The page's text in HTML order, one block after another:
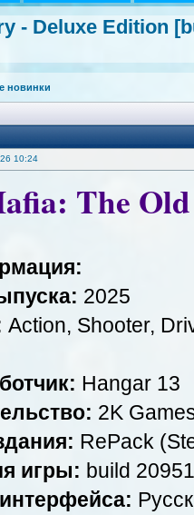
- Deluxe Edition
новинки
10:24
The
2025
Action, Shooter,
Hangar 13
2K
RePack
игры: build